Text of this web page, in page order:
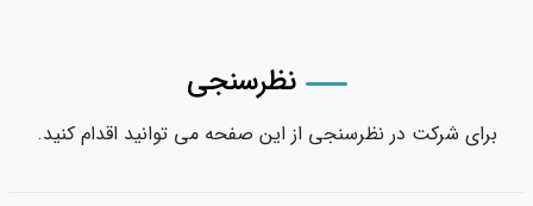
نظرسنجی
برای شرکت در نظرسنجی از این صفحه می توانید اقدام کنید.